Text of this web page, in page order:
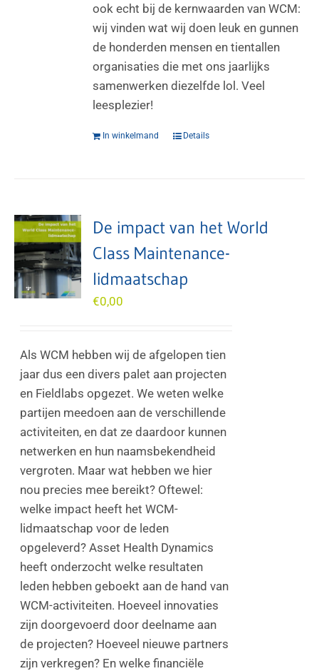
ook echt bij de kernwaarden van WCM:
wij vinden wat wij doen leuk en gunnen
de honderden mensen en tientallen
organisaties die met ons jaarlijks
samenwerken diezelfde lol. Veel
leesplezier!
In winkelmand Details
De impact van het World
Class Maintenance-
lidmaatschap
€0,00
Als WCM hebben wij de afgelopen tien
jaar dus een divers palet aan projecten
en Fieldlabs opgezet. We weten welke
partijen meedoen aan de verschillende
activiteiten, en dat ze daardoor kunnen
netwerken en hun naamsbekendheid
vergroten. Maar wat hebben we hier
nou precies mee bereikt? Oftewel:
welke impact heeft het WCM-
lidmaatschap voor de leden
opgeleverd? Asset Health Dynamics
heeft onderzocht welke resultaten
leden hebben geboekt aan de hand van
WCM-activiteiten. Hoeveel innovaties
zijn doorgevoerd door deelname aan
de projecten? Hoeveel nieuwe partners
zijn verkregen? En welke financiële